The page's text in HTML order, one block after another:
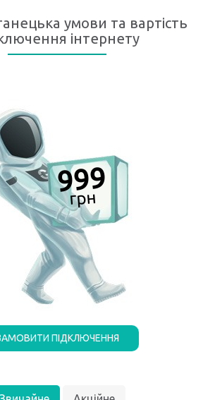
умови та вартість
інтернету
999
ПІДКЛЮЧЕННЯ